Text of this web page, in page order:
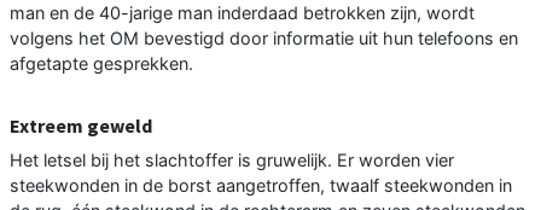
man en de 40-jarige man inderdaad betrokken zijn, wordt
volgens het OM bevestigd door informatie uit hun telefoons en
afgetapte gesprekken.
Extreem geweld
Het letsel bij het slachtoffer is gruwelijk. Er worden vier
steekwonden in de borst aangetroffen, twaalf steekwonden in